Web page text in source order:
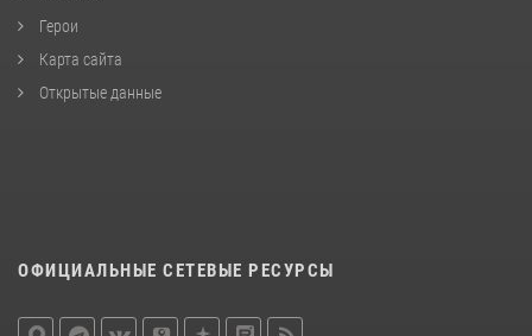
Герои
Карта сайта
Открытые данные
ОФИЦИАЛЬНЫЕ СЕТЕВЫЕ РЕСУРСЫ